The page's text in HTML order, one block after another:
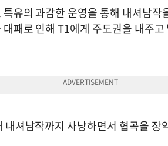
유의 과감한 운영을 통해 내셔남작
패로 인해 T1에게 주도권을 내주고
셔남작까지 사냥하면서 협곡을 장